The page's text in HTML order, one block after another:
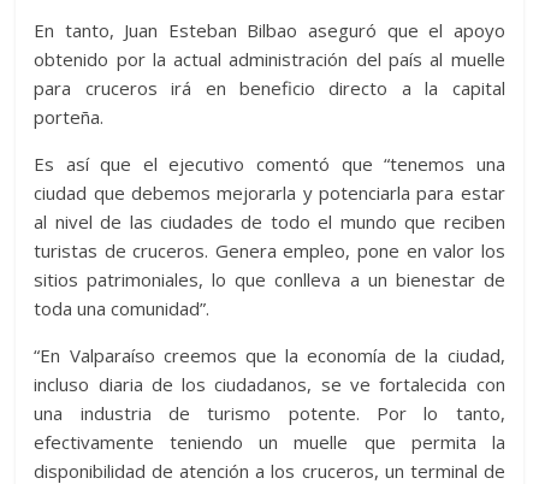
En tanto, Juan Esteban Bilbao aseguró que el apoyo
obtenido por la actual administración del país al muelle
para cruceros irá en beneficio directo a la capital
porteña.
Es así que el ejecutivo comentó que “tenemos una
ciudad que debemos mejorarla y potenciarla para estar
al nivel de las ciudades de todo el mundo que reciben
turistas de cruceros. Genera empleo, pone en valor los
sitios patrimoniales, lo que conlleva a un bienestar de
toda una comunidad”.
“En Valparaíso creemos que la economía de la ciudad,
incluso diaria de los ciudadanos, se ve fortalecida con
una industria de turismo potente. Por lo tanto,
efectivamente teniendo un muelle que permita la
disponibilidad de atención a los cruceros, un terminal de